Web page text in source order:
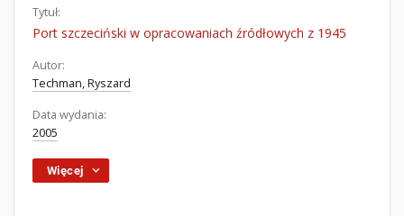
Tytuł:
Port szczeciński w opracowaniach źródłowych z 1945
Autor:
Techman, Ryszard
Data wydania:
2005
Więcej